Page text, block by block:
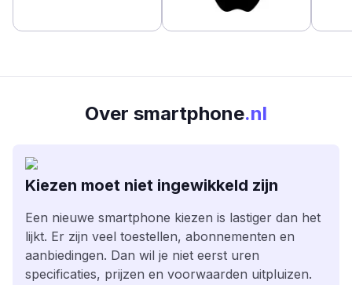
Over smartphone.nl
Kiezen moet niet ingewikkeld zijn
Een nieuwe smartphone kiezen is lastiger dan het
lijkt. Er zijn veel toestellen, abonnementen en
aanbiedingen. Dan wil je niet eerst uren
specificaties, prijzen en voorwaarden uitpluizen.